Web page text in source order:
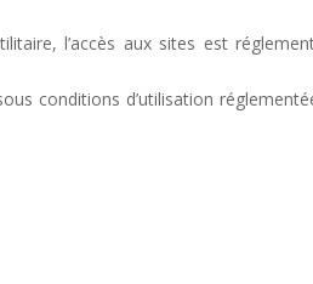
l’accès aux sites est
conditions d’utilisation